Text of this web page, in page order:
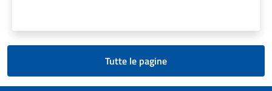
Tutte le pagine